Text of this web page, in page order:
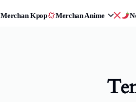
Merchan Kpop Merchan Anime